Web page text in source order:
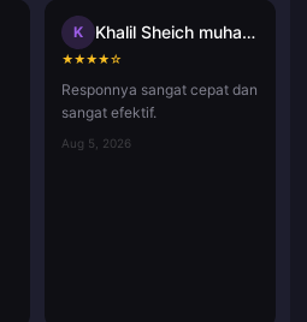
K Khalil Sheich muhammad
★★★★☆
Responnya sangat cepat dan
sangat efektif.
Aug 5, 2026